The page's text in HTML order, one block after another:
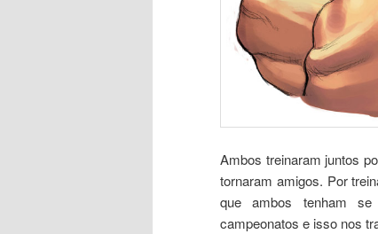
Ambos treinaram juntos
tornaram amigos. Por
que ambos tenham
campeonatos e isso nos